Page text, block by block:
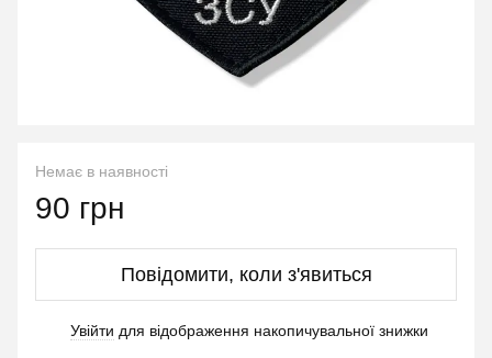
Немає в наявності
90 грн
Повідомити, коли з'явиться
Увійти для відображення накопичувальної знижки